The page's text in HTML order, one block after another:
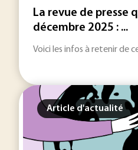
La revue de presse
décembre 2025 : ...
Voici les infos à retenir de
Article d'actualité